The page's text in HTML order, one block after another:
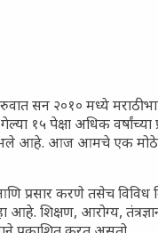
सन २०१० मध्ये मराठी
१५ पेक्षा अधिक वर्षांच्या
आहे. आज आमचे एक मोठे
प्रसार करणे तसेच
आहे. शिक्षण, आरोग्य,